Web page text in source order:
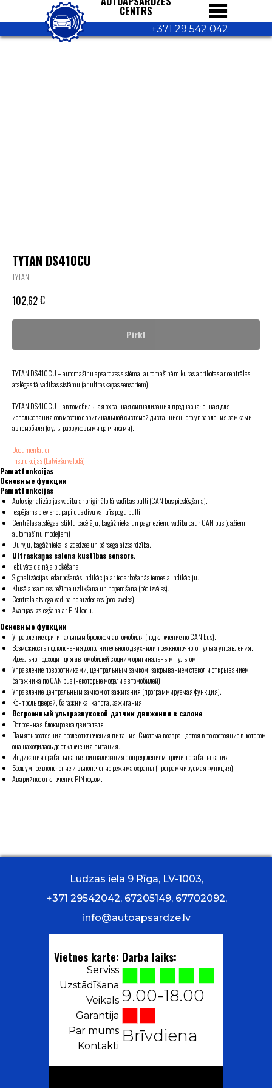
+371 29 542 042
CENTRS
TYTAN DS410СU
TYTAN
102,62€
Pirkt
TYTAN DS410CU – automašīnu apsardzes sistēma, automašīnām kuras aprīkotas ar centrālas
atslēgas tālvadības sistēmu (ar ultraskaņas sensoriem).
TYTAN DS410CU – автомобильная охранная сигнализация предназначенная для
использования совместно с оригинальной системой дистанционного управления замками
автомобиля (с ультразвуковыми датчиками).
Documentation
Instrukcijas (Latviešu valodā)
Pamatfunkcijas
Основные функции
Pamatfunkcijas
Auto signalizācijas vadība ar oriģinālo tālvadības pulti (CAN bus pieslēgšana).
Iespējams pievienot papildus divu vai trīs pogu pulti.
Centrālas atslēgas, stiklu pacēlāju, bagāžnieka un pagriezienu vadība caur CAN bus (dažiem
automašīnu modeļiem)
Durvju, bagāžnieka, aizdedzes un pārsega aizsardzība.
Ultraskaņas salona kustības sensors.
Iebūvēta dzinēja bloķēšana.
Signalizācijas iedarbošanās indikācija ar iedarbošanās iemesla indikāciju.
Klusā apsardzes režīma uzlikšana un noņemšana (pēc izvēles).
Centrāla atslēga vadība no aizdedzes (pēc izvēles).
Avārijas izslēgšana ar PIN kodu.
Основные функции
Управление оригинальным брелоком автомобиля (подключение по CAN bus).
Возможность подключения дополнительного двух- или трехкнопочного пульта управления.
Идеально подходит для автомобилей с одним оригинальным пультом.
Управление поворотниками, центральным замком, закрыванием стекол и открыванием
багажника по CAN bus (некоторые модели автомобилей)
Управление центральным замком от зажигания (программируемая функция).
Контроль дверей, багажника, капота, зажигания
Встроенный ультразвуковой датчик движения в салоне
Встроенная блокировка двигателя
Память состояния после отключения питания. Система возвращается в то состояние в котором
она находилась до отключения питания.
Индикация срабатывания сигнализация с определением причин срабатывания
Бесшумное включение и выключение режима охраны (программируемая функция).
Аварийное отключение PIN кодом.
Brīvdiena
9.00-18.00
Darba laiks:
Ludzas iela 9 Rīga, LV-1003,
+371 29542042, 67205149, 67702092,
info@autoapsardze.lv
Kontakti
Par mums
Garantija
Veikals
Uzstādīšana
Serviss
Vietnes karte: